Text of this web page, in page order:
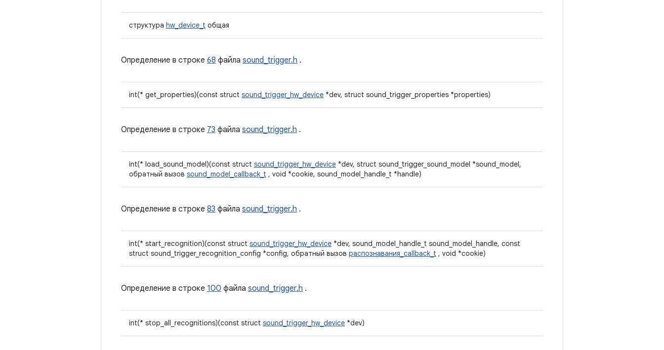
структура hw_device_t общая
Определение в строке 68 файла sound_trigger.h .
int(* get_properties)(const struct sound_trigger_hw_device *dev, struct sound_trigger_properties *properties)
Определение в строке 73 файла sound_trigger.h .
int(* load_sound_model)(const struct sound_trigger_hw_device *dev, struct sound_trigger_sound_model *sound_model,
обратный вызов sound_model_callback_t , void *cookie, sound_model_handle_t *handle)
Определение в строке 83 файла sound_trigger.h .
int(* start_recognition)(const struct sound_trigger_hw_device *dev, sound_model_handle_t sound_model_handle, const
struct sound_trigger_recognition_config *config, обратный вызов распознавания_callback_t , void *cookie)
Определение в строке 100 файла sound_trigger.h .
int(* stop_all_recognitions)(const struct sound_trigger_hw_device *dev)